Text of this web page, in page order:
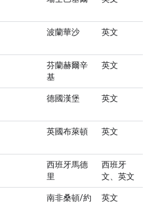
波蘭華沙 英文
芬蘭赫爾辛
基
英文
德國漢堡 英文
英國布萊頓 英文
西班牙馬德
里
西班牙
文、英文
南非桑頓/約
英文